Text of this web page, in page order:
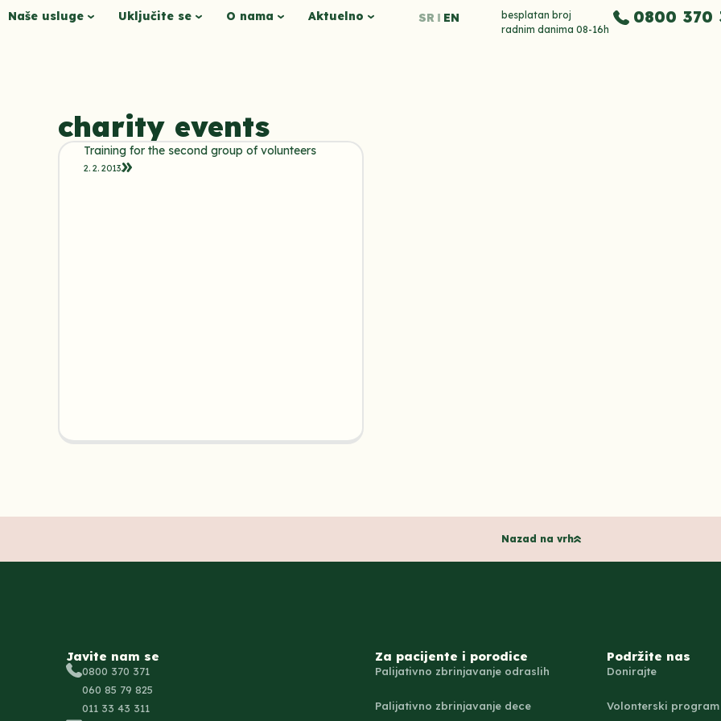
Naše usluge Uključite se O nama Aktuelno SR EN
besplatan broj
radnim danima 08-16h
0800 370
charity events
Training for the second group of volunteers
2. 2. 2013.
Nazad na vrh
Javite nam se
0800 370 371
060 85 79 825
011 33 43 311
Za pacijente i porodice
Palijativno zbrinjavanje odraslih
Palijativno zbrinjavanje dece
Podržite nas
Donirajte
Volonterski program